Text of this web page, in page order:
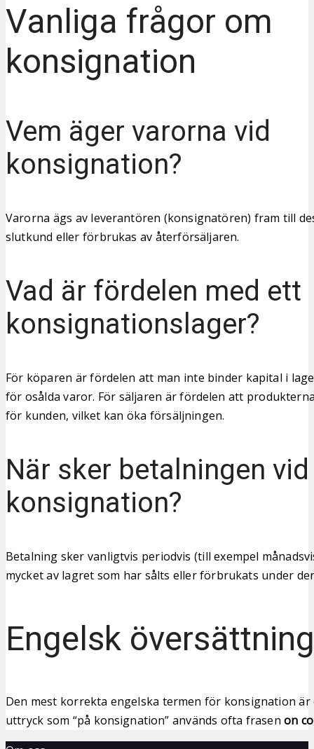
Vanliga frågor om
konsignation
Vem äger varorna vid
konsignation?
Varorna ägs av leverantören (konsignatören) fram till
slutkund eller förbrukas av återförsäljaren.
Vad är fördelen med ett
konsignationslager?
För köparen är fördelen att man inte binder kapital i
för osålda varor. För säljaren är fördelen att
för kunden, vilket kan öka försäljningen.
När sker betalningen vid
konsignation?
Betalning sker vanligtvis periodvis (till exempel
mycket av lagret som har sålts eller förbrukats under
Engelsk översättning
Den mest korrekta engelska termen för konsignation är
uttryck som “på konsignation” används ofta frasenon